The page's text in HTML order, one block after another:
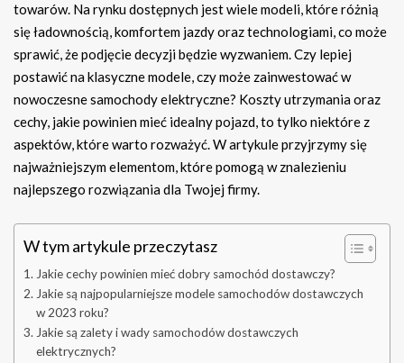
towarów. Na rynku dostępnych jest wiele modeli, które różnią
się ładownością, komfortem jazdy oraz technologiami, co może
sprawić, że podjęcie decyzji będzie wyzwaniem. Czy lepiej
postawić na klasyczne modele, czy może zainwestować w
nowoczesne samochody elektryczne? Koszty utrzymania oraz
cechy, jakie powinien mieć idealny pojazd, to tylko niektóre z
aspektów, które warto rozważyć. W artykule przyjrzymy się
najważniejszym elementom, które pomogą w znalezieniu
najlepszego rozwiązania dla Twojej firmy.
W tym artykule przeczytasz
Jakie cechy powinien mieć dobry samochód dostawczy?
Jakie są najpopularniejsze modele samochodów dostawczych
w 2023 roku?
Jakie są zalety i wady samochodów dostawczych
elektrycznych?